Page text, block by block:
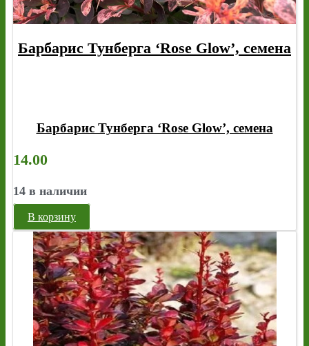
Барбарис Тунберга ‘Rose Glow’, семена
Барбарис Тунберга ‘Rose Glow’, семена
14.00
14 в наличии
В корзину